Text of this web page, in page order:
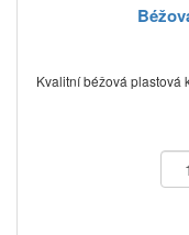
Kvalitní béžová plastová